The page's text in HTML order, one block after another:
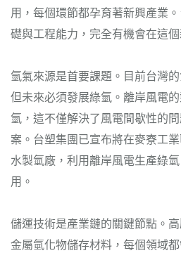
用，每個環節都孕育著新興產業
礎與工程能力，完全有機會在這
氫氣來源是首要課題。目前台灣
但未來必須發展綠氫。離岸風電
氫，這不僅解決了風電間歇性的
案。台塑集團已宣布將在麥寮工
水製氫廠，利用離岸風電生產綠
用。
儲運技術是產業鏈的關鍵節點。
金屬氫化物儲存材料，每個領域